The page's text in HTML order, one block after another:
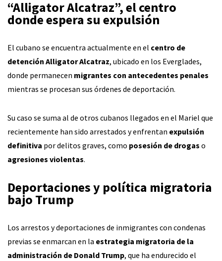
“Alligator Alcatraz”, el centro
donde espera su expulsión
El cubano se encuentra actualmente en el centro de
detención Alligator Alcatraz, ubicado en los Everglades,
donde permanecen migrantes con antecedentes penales
mientras se procesan sus órdenes de deportación.
Su caso se suma al de otros cubanos llegados en el Mariel que
recientemente han sido arrestados y enfrentan expulsión
definitiva por delitos graves, como posesión de drogas o
agresiones violentas.
Deportaciones y política migratoria
bajo Trump
Los arrestos y deportaciones de inmigrantes con condenas
previas se enmarcan en la estrategia migratoria de la
administración de Donald Trump, que ha endurecido el